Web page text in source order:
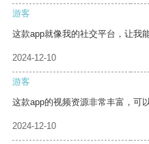
游客
这款app就像我的社交平台，让我
2024-12-10
游客
这款app的视频资源非常丰富，可
2024-12-10